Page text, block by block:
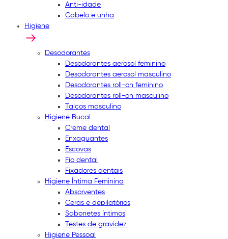
Anti-idade
Cabelo e unha
Higiene
Desodorantes
Desodorantes aerosol feminino
Desodorantes aerosol masculino
Desodorantes roll-on feminino
Desodorantes roll-on masculino
Talcos masculino
Higiene Bucal
Creme dental
Enxaguantes
Escovas
Fio dental
Fixadores dentais
Higiene Íntima Feminina
Absorventes
Ceras e depilatórios
Sabonetes íntimos
Testes de gravidez
Higiene Pessoal